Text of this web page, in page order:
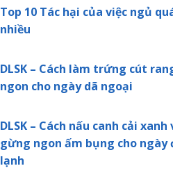
Top 10 Tác hại của việc ngủ
nhiều
DLSK – Cách làm trứng cút
ngon cho ngày dã ngoại
DLSK – Cách nấu canh cải xanh
gừng ngon ấm bụng cho ngày
lạnh